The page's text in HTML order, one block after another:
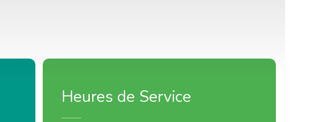
Heures de Service